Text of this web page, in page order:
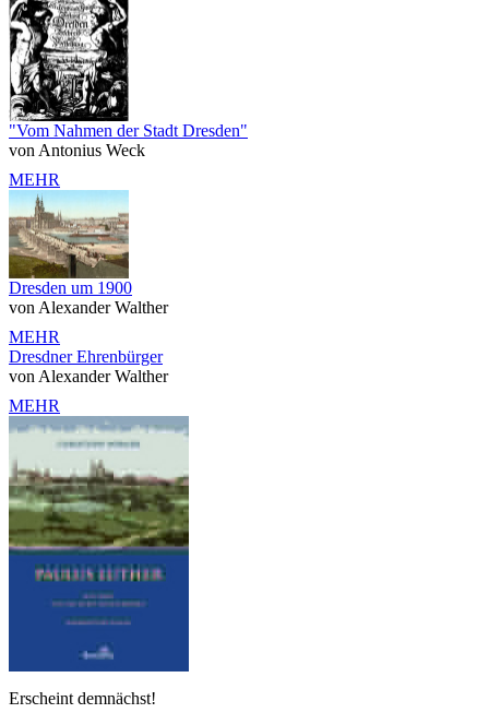
"Vom Nahmen der Stadt Dresden"
von Antonius Weck
MEHR
Dresden um 1900
von Alexander Walther
MEHR
Dresdner Ehrenbürger
von Alexander Walther
MEHR
Erscheint demnächst!